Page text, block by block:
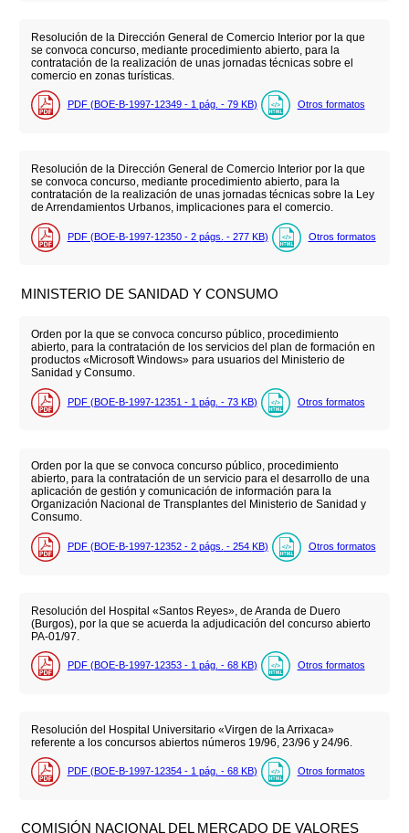
Resolución de la Dirección General de Comercio Interior por la que
se convoca concurso, mediante procedimiento abierto, para la
contratación de la realización de unas jornadas técnicas sobre el
comercio en zonas turísticas.
PDF (BOE-B-1997-12349 - 1 pág. - 79 KB) Otros formatos
Resolución de la Dirección General de Comercio Interior por la que
se convoca concurso, mediante procedimiento abierto, para la
contratación de la realización de unas jornadas técnicas sobre la Ley
de Arrendamientos Urbanos, implicaciones para el comercio.
PDF (BOE-B-1997-12350 - 2 págs. - 277 KB) Otros formatos
MINISTERIO DE SANIDAD Y CONSUMO
Orden por la que se convoca concurso público, procedimiento
abierto, para la contratación de los servicios del plan de formación en
productos «Microsoft Windows» para usuarios del Ministerio de
Sanidad y Consumo.
PDF (BOE-B-1997-12351 - 1 pág. - 73 KB) Otros formatos
Orden por la que se convoca concurso público, procedimiento
abierto, para la contratación de un servicio para el desarrollo de una
aplicación de gestión y comunicación de información para la
Organización Nacional de Transplantes del Ministerio de Sanidad y
Consumo.
PDF (BOE-B-1997-12352 - 2 págs. - 254 KB) Otros formatos
Resolución del Hospital «Santos Reyes», de Aranda de Duero
(Burgos), por la que se acuerda la adjudicación del concurso abierto
PA-01/97.
PDF (BOE-B-1997-12353 - 1 pág. - 68 KB) Otros formatos
Resolución del Hospital Universitario «Virgen de la Arrixaca»
referente a los concursos abiertos números 19/96, 23/96 y 24/96.
PDF (BOE-B-1997-12354 - 1 pág. - 68 KB) Otros formatos
COMISIÓN NACIONAL DEL MERCADO DE VALORES